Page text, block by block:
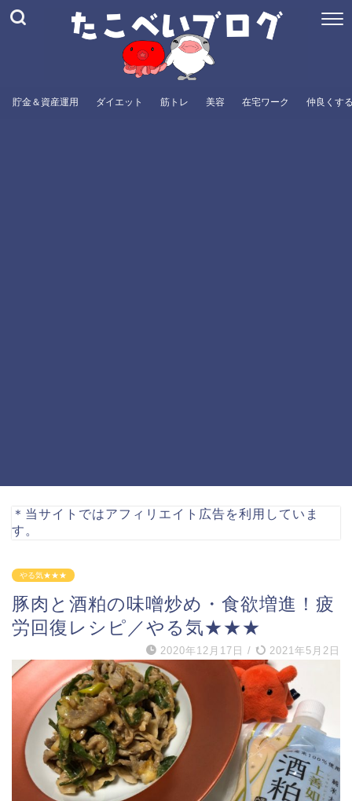
貯金＆資産運用 ダイエット 筋トレ 美容 在宅ワーク 仲良くす
＊当サイトではアフィリエイト広告を利用していま
す。
やる気★★★
豚肉と酒粕の味噌炒め・食欲増進！疲
労回復レシピ／やる気★★★
2020年12月17日 / 2021年5月2日